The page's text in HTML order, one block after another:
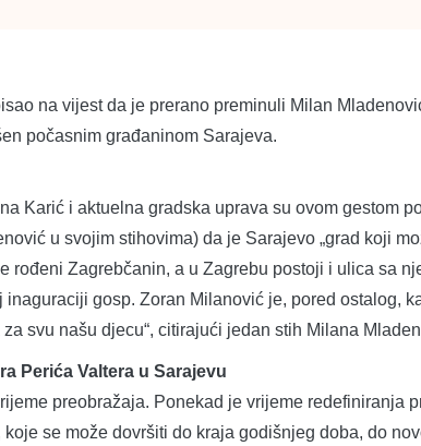
na vijest da je prerano preminuli Milan
počasnim građaninom Sarajeva.
Karić i aktuelna gradska uprava su ovom gestom
u svojim stihovima) da je Sarajevo „grad koji
rođeni Zagrebčanin, a u Zagrebu postoji i ulica sa
gosp. Zoran Milanović je, pored ostalog,
svu našu djecu“, citirajući jedan stih Milana
Perića Valtera u Sarajevu
preobražaja. Ponekad je vrijeme redefiniranja
se može dovršiti do kraja godišnjeg doba, do